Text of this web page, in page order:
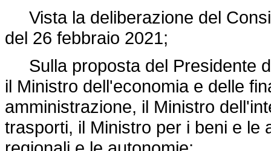
Vista la deliberazione del
del 26 febbraio 2021;
Sulla proposta del Presidente
il Ministro dell'economia e delle
amministrazione, il Ministro
trasporti, il Ministro per i beni e le